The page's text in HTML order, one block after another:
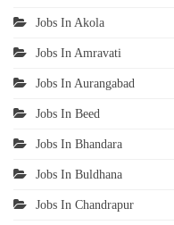
Jobs In Akola
Jobs In Amravati
Jobs In Aurangabad
Jobs In Beed
Jobs In Bhandara
Jobs In Buldhana
Jobs In Chandrapur